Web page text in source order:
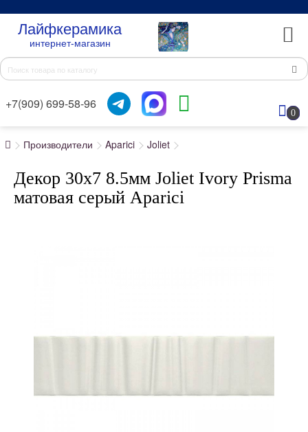
Лайфкерамика
интернет-магазин
+7(909) 699-58-96
0
Производители Aparici Joliet
Декор 30x7 8.5мм Joliet Ivory Prisma
матовая серый Aparici